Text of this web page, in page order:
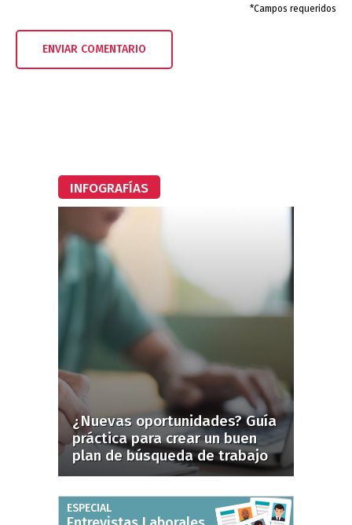
*Campos requeridos
INFOGRAFÍAS
¿Nuevas oportunidades? Guía
práctica para crear un buen
plan de búsqueda de trabajo
ESPECIAL